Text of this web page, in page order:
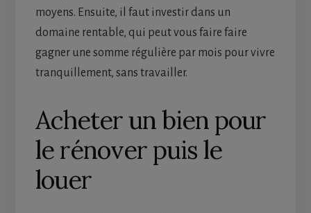
moyens. Ensuite, il faut investir dans un
domaine rentable, qui peut vous faire faire
gagner une somme régulière par mois pour vivre
tranquillement, sans travailler.
Acheter un bien pour
le rénover puis le
louer